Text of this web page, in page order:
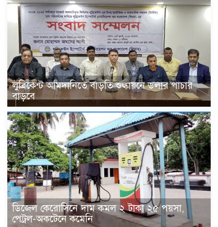
লুব্রিকেন্ট আমদানিতে বাড়তি শুল্কায়নে ডলার পাচার
বাড়বে
ডিজেল কেরোসিনে দাম কমল ২ টাকা ২৫ পয়সা,
পেট্রল-অকটেনে কমেনি